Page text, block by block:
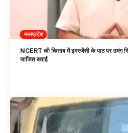
मध्यप्रदेश
NCERT की किताब में इमरजेंसी के पाठ पर उमंग
साजिश बताई